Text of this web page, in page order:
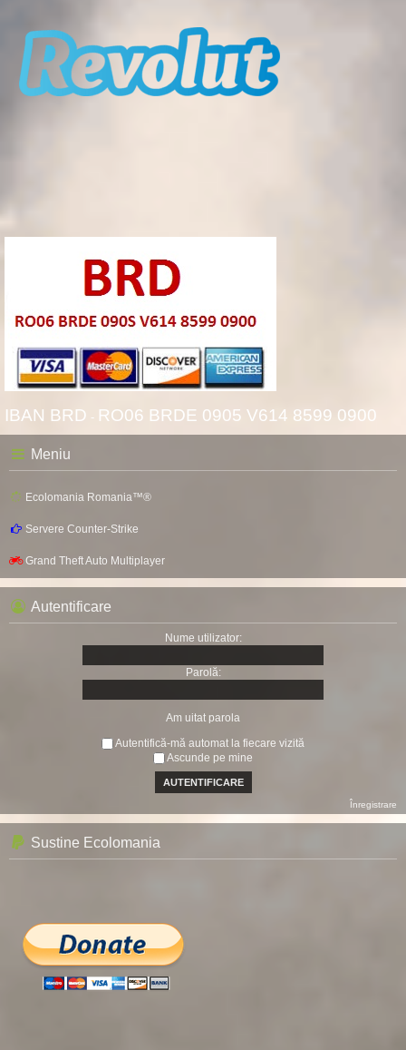
IBAN BRD - RO06 BRDE 0905 V614 8599 0900
Meniu
Ecolomania Romania™®
Servere Counter-Strike
Grand Theft Auto Multiplayer
Autentificare
Nume utilizator:
Parolă:
Am uitat parola
Autentifică-mă automat la fiecare vizită
Ascunde pe mine
Înregistrare
Sustine Ecolomania